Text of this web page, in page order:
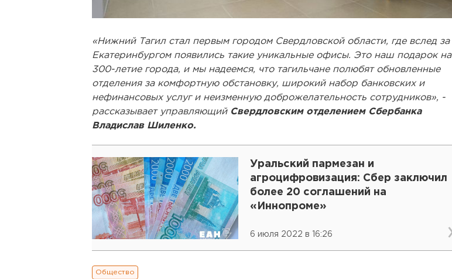
«Нижний Тагил стал первым городом Свердловской области, где вслед за
Екатеринбургом появились такие уникальные офисы. Это наш подарок на
300-летие города, и мы надеемся, что тагильчане полюбят обновленные
отделения за комфортную обстановку, широкий набор банковских и
нефинансовых услуг и неизменную доброжелательность сотрудников», -
рассказывает управляющий Свердловским отделением Сбербанка
Владислав Шиленко.
Уральский пармезан и
агроцифровизация: Сбер заключил
более 20 соглашений на
«Иннопроме»
6 июля 2022 в 16:26
Общество